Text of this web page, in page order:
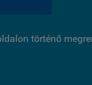
történő